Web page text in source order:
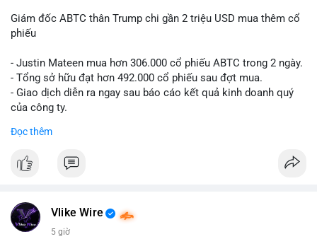
Giám đốc ABTC thân Trump chi gần 2 triệu USD mua thêm cổ
phiếu
- Justin Mateen mua hơn 306.000 cổ phiếu ABTC trong 2 ngày.
- Tổng sở hữu đạt hơn 492.000 cổ phiếu sau đợt mua.
- Giao dịch diễn ra ngay sau báo cáo kết quả kinh doanh quý
của công ty.
#abtc #cryptonews
$btc $eth
📰 Nguồn: CoinDesk
Đọc thêm
Vlike Wire
5 giờ